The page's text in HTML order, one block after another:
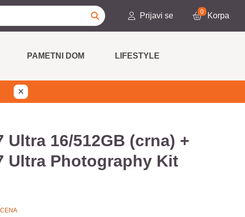
Prijavi se 0 Korpa
PAMETNI DOM LIFESTYLE
×
Ultra 16/512GB (crna) +
Ultra Photography Kit